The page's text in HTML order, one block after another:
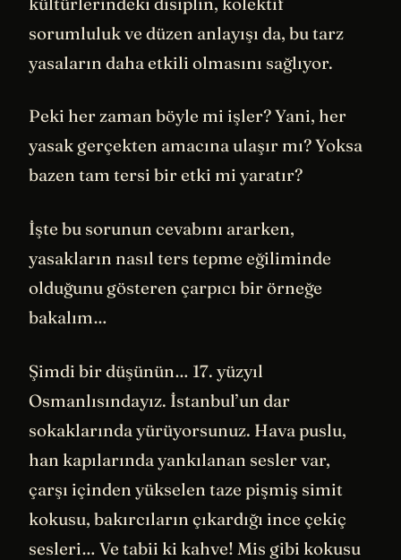
sorumluluk ve düzen anlayışı da, bu tarz
yasaların daha etkili olmasını sağlıyor.
Peki her zaman böyle mi işler? Yani, her
yasak gerçekten amacına ulaşır mı? Yoksa
bazen tam tersi bir etki mi yaratır?
İşte bu sorunun cevabını ararken,
yasakların nasıl ters tepme eğiliminde
olduğunu gösteren çarpıcı bir örneğe
bakalım…
Şimdi bir düşünün… 17. yüzyıl
Osmanlısındayız. İstanbul’un dar
sokaklarında yürüyorsunuz. Hava puslu,
han kapılarında yankılanan sesler var,
çarşı içinden yükselen taze pişmiş simit
kokusu, bakırcıların çıkardığı ince çekiç
sesleri… Ve tabii ki kahve! Mis gibi kokusu